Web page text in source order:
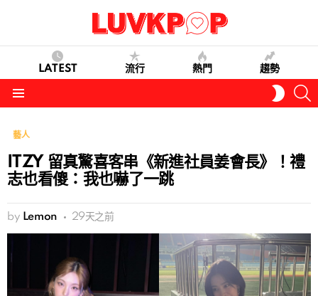
LATEST 流行 熱門 趨勢
SKIN
藝人
ITZY 留真驚喜客串《新進社員姜會長》！禮
志也看傻：我也嚇了一跳
by Lemon 29天之前